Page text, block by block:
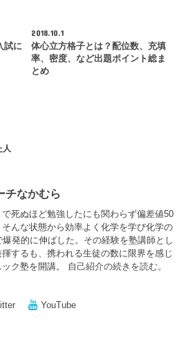
試に
2018.10.1
体心立方格子とは？配位数、充填
率、密度、など出題ポイント総ま
とめ
人
チなかむら
死ぬほど勉強したにも関わらず偏差値50
んな状態から効率よく化学を学び化学の
発的に伸ばした。その経験を塾講師とし
するも、携われる生徒の数に限界を感じ
ク塾を開講。 自己紹介の続きを読む。
YouTube